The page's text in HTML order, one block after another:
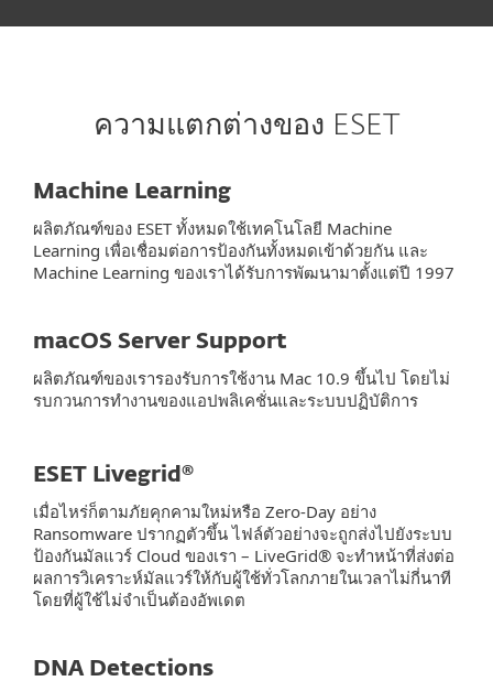
ความแตกต่างของ ESET
Machine Learning
ผลิตภัณฑ์ของ ESET ทั้งหมดใช้เทคโนโลยี Machine
Learning เพื่อเชื่อมต่อการป้องกันทั้งหมดเข้าด้วยกัน และ
Machine Learning ของเราได้รับการพัฒนามาตั้งแต่ปี 1997
macOS Server Support
ผลิตภัณฑ์ของเรารองรับการใช้งาน Mac 10.9 ขึ้นไป โดยไม่
รบกวนการทำงานของแอปพลิเคชั่นและระบบปฏิบัติการ
ESET Livegrid®
เมื่อไหร่ก็ตามภัยคุกคามใหม่หรือ Zero-Day อย่าง
Ransomware ปรากฏตัวขึ้น ไฟล์ตัวอย่างจะถูกส่งไปยังระบบ
ป้องกันมัลแวร์ Cloud ของเรา – LiveGrid® จะทำหน้าที่ส่งต่อ
ผลการวิเคราะห์มัลแวร์ให้กับผู้ใช้ทั่วโลกภายในเวลาไม่กี่นาที
โดยที่ผู้ใช้ไม่จำเป็นต้องอัพเดต
DNA Detections